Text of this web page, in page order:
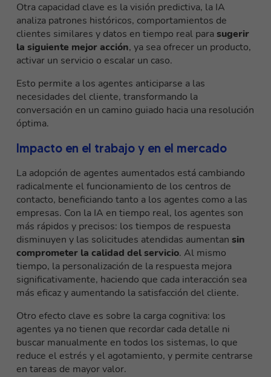
Otra capacidad clave es la visión predictiva, la IA
analiza patrones históricos, comportamientos de
clientes similares y datos en tiempo real parasugerir
la siguiente mejor acción, ya sea ofrecer un producto,
activar un servicio o escalar un caso.
Esto permite a los agentes anticiparse a las
necesidades del cliente, transformando la
conversación en un camino guiado hacia una resolución
óptima.
Impacto en el trabajo y en el mercado
La adopción de agentes aumentados está cambiando
radicalmente el funcionamiento de los centros de
contacto, beneficiando tanto a los agentes como a las
empresas. Con la IA en tiempo real, los agentes son
más rápidos y precisos: los tiempos de respuesta
disminuyen y las solicitudes atendidas aumentan sin
comprometer la calidad del servicio. Al mismo
tiempo, la personalización de la respuesta mejora
significativamente, haciendo que cada interacción sea
más eficaz y aumentando la satisfacción del cliente.
Otro efecto clave es sobre la carga cognitiva: los
agentes ya no tienen que recordar cada detalle ni
buscar manualmente en todos los sistemas, lo que
reduce el estrés y el agotamiento, y permite centrarse
en tareas de mayor valor.